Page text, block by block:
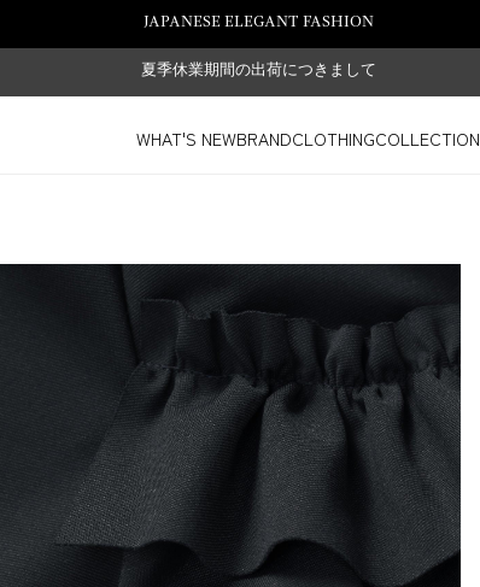
JAPANESE ELEGANT FASHION
夏季休業期間の出荷につきまして
WHAT'S NEWBRANDCLOTHINGCOLLECTION